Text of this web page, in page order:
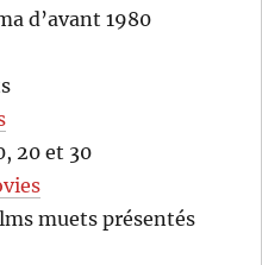
d’avant 1980
20 et 30
muets présentés